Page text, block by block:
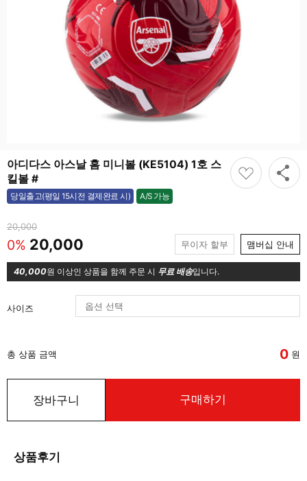
아디다스 아스날 홈 미니볼 (KE5104) 1호 스
킬볼 #
당일출고(평일 15시전 결제완료 시) A/S 가능
가능
20,000
0% 20,000 무이자 할부 맴버십 안내
40,000원 이상인 상품을 함께 주문 시 무료 배송입니다.
사이즈
총 상품 금액 0 원
장바구니 구매하기
상품후기